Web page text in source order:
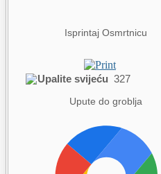
Isprintaj Osmrtnicu
Upalite svijeću 327
Upute do groblja